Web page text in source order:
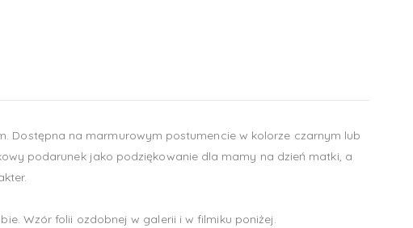
Dostępna na marmurowym postumencie w kolorze czarnym lub
podarunek jako podziękowanie dla mamy na dzień matki, a
Wzór folii ozdobnej w galerii i w filmiku poniżej.